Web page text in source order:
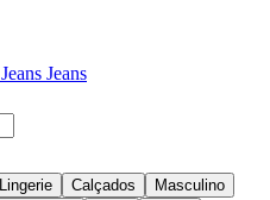
Jeans Jeans
Lingerie Calçados
Masculino